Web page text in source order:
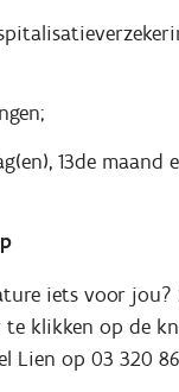
13de maand
iets voor
klikken op de
Lien op 03 320 86